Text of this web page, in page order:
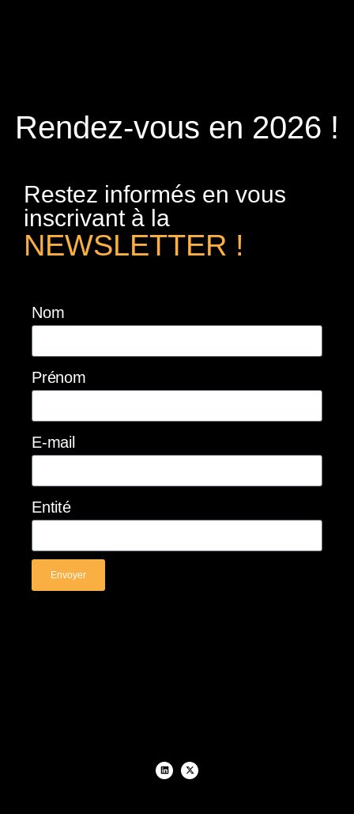
Rendez-vous en 2026 !
Restez informés en vous
inscrivant à la
NEWSLETTER !
Nom
Prénom
E-mail
Entité
Envoyer